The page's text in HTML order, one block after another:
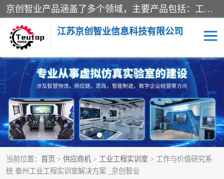
京创智业产品涵盖了多个领域，主要产品包括：工业4.0生产线解决方案，智慧物流综合实训室，教学设备与实验室建设，虚拟仿真实验室等。公司将秉持“创新、执着、诚信、共赢”的理念，以“将服务当作使命”为核心价值观，致力于为客户创造价值，与客户、合作伙伴和员工共同成长。
江苏京创智业信息科技有限公司
当前位置： 首页 > 供应商机 > 工业工程实训室 > 工作与价值研究系
统 泰州工业工程实训室解决方案 _京创智业
VR物流实训 低碳供应链
生产系统仿真 冷链物流
供应链管理 思政
智慧零售实训 智能制造